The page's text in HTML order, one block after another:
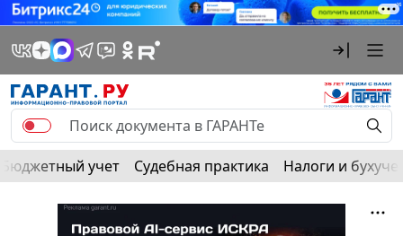
Бюджетный учет Судебная практика Налоги и